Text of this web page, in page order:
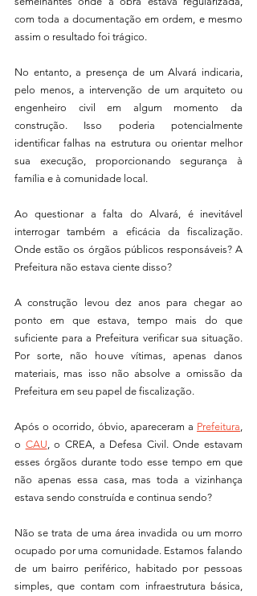
com toda a documentação em ordem, e mesmo
assim o resultado foi trágico.
No entanto, a presença de um Alvará indicaria,
pelo menos, a intervenção de um arquiteto ou
engenheiro civil em algum momento da
construção. Isso poderia potencialmente
identificar falhas na estrutura ou orientar melhor
sua execução, proporcionando segurança à
família e à comunidade local.
Ao questionar a falta do Alvará, é inevitável
interrogar também a eficácia da fiscalização.
Onde estão os órgãos públicos responsáveis? A
Prefeitura não estava ciente disso?
A construção levou dez anos para chegar ao
ponto em que estava, tempo mais do que
suficiente para a Prefeitura verificar sua situação.
Por sorte, não houve vítimas, apenas danos
materiais, mas isso não absolve a omissão da
Prefeitura em seu papel de fiscalização.
Após o ocorrido, óbvio, apareceram a Prefeitura
o CAU , o CREA, a Defesa Civil. Onde estavam
esses órgãos durante todo esse tempo em que
não apenas essa casa, mas toda a vizinhança
estava sendo construída e continua sendo?
Não se trata de uma área invadida ou um morro
ocupado por uma comunidade. Estamos falando
de um bairro periférico, habitado por pessoas
simples, que contam com infraestrutura básica,